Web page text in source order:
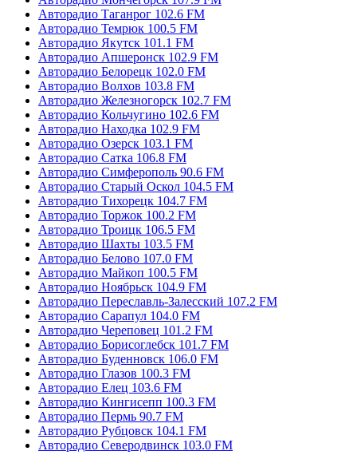
Авторадио Таганрог 102.6 FM
Авторадио Темрюк 100.5 FM
Авторадио Якутск 101.1 FM
Авторадио Апшеронск 102.9 FM
Авторадио Белорецк 102.0 FM
Авторадио Волхов 103.8 FM
Авторадио Железногорск 102.7 FM
Авторадио Кольчугино 102.6 FM
Авторадио Находка 102.9 FM
Авторадио Озерск 103.1 FM
Авторадио Сатка 106.8 FM
Авторадио Симферополь 90.6 FM
Авторадио Старый Оскол 104.5 FM
Авторадио Тихорецк 104.7 FM
Авторадио Торжок 100.2 FM
Авторадио Троицк 106.5 FM
Авторадио Шахты 103.5 FM
Авторадио Белово 107.0 FM
Авторадио Майкоп 100.5 FM
Авторадио Ноябрьск 104.9 FM
Авторадио Переславль-Залесский 107.2 FM
Авторадио Сарапул 104.0 FM
Авторадио Череповец 101.2 FM
Авторадио Борисоглебск 101.7 FM
Авторадио Буденновск 106.0 FM
Авторадио Глазов 100.3 FM
Авторадио Елец 103.6 FM
Авторадио Кингисепп 100.3 FM
Авторадио Пермь 90.7 FM
Авторадио Рубцовск 104.1 FM
Авторадио Северодвинск 103.0 FM